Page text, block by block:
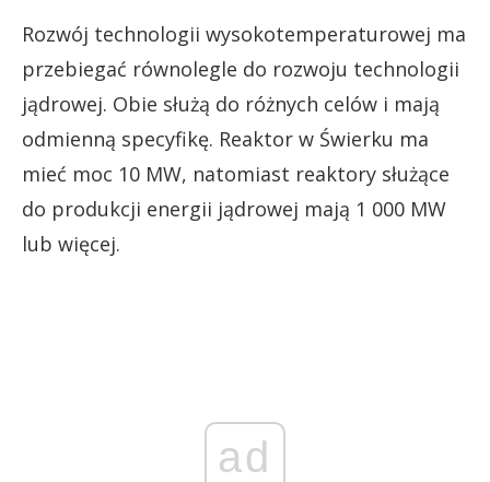
Rozwój technologii wysokotemperaturowej ma
przebiegać równolegle do rozwoju technologii
jądrowej. Obie służą do różnych celów i mają
odmienną specyfikę. Reaktor w Świerku ma
mieć moc 10 MW, natomiast reaktory służące
do produkcji energii jądrowej mają 1 000 MW
lub więcej.
ad